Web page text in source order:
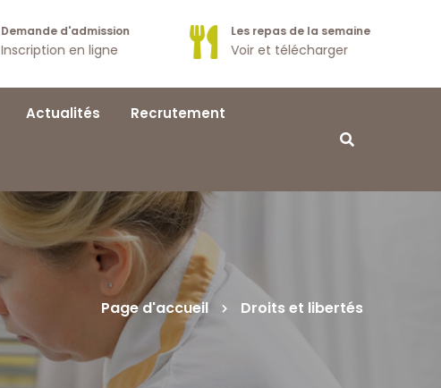
Demande d'admission
Inscription en ligne
Les repas de la semaine
Voir et télécharger
Actualités Recrutement
Page d'accueil Droits et libertés